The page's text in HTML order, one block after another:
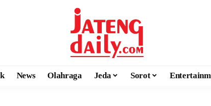
News Olahraga Jeda Sorot